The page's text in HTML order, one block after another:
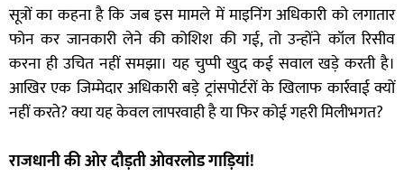
सूत्रों का कहना है कि जब इस मामले में माइनिंग अधिकारी को लगातार
फोन कर जानकारी लेने की कोशिश की गई, तो उन्होंने कॉल रिसीव
करना ही उचित नहीं समझा। यह चुप्पी खुद कई सवाल खड़े करती है।
आखिर एक जिम्मेदार अधिकारी बड़े ट्रांसपोर्टरों के खिलाफ कार्रवाई क्यों
नहीं करते? क्या यह केवल लापरवाही है या फिर कोई गहरी मिलीभगत?
राजधानी की ओर दौड़ती ओवरलोड गाड़ियां!